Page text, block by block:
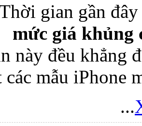
gian gần
mức giá khủng
này đều khẳng
các mẫu iPhone
...